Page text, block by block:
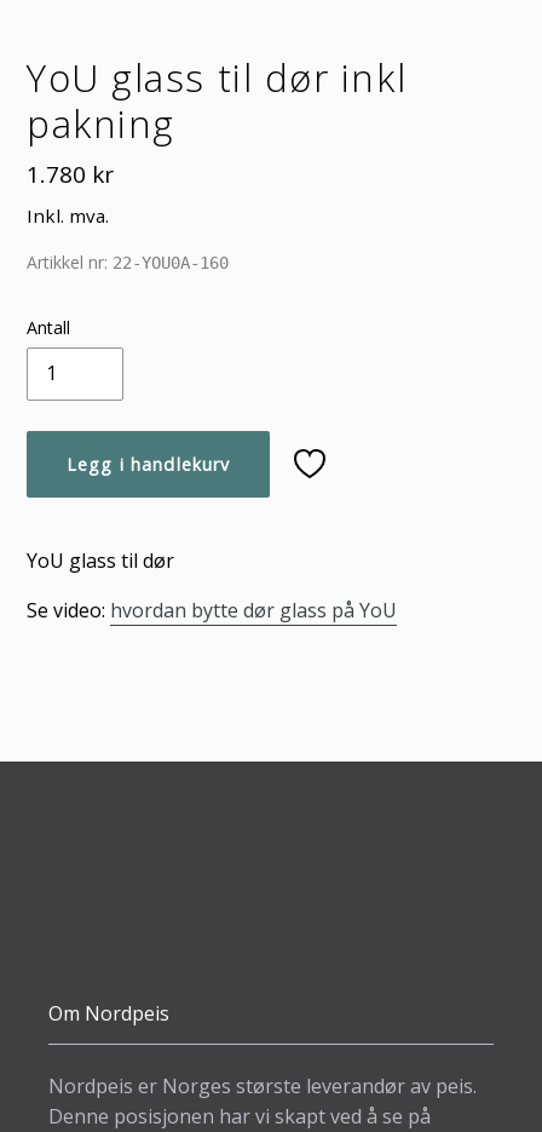
YoU glass til dør inkl
pakning
Vanlig
pris
1.780 kr
Inkl. mva.
Artikkel nr: 22-YOU0A-160
Antall
Legg i handlekurv
til
i
YoU glass til dør
Se video: hvordan bytte dør glass på YoU
Om Nordpeis
Nordpeis er Norges største leverandør av peis.
Denne posisjonen har vi skapt ved å se på